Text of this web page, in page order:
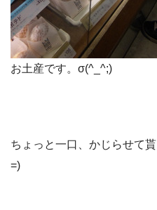
お土産です。σ(^_^;)
ちょっと一口、かじらせて
=)ゞ